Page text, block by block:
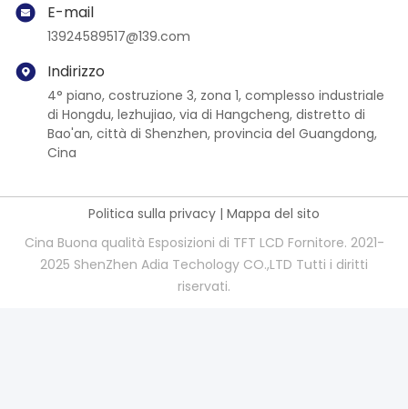
E-mail
13924589517@139.com
Indirizzo
4° piano, costruzione 3, zona 1, complesso industriale
di Hongdu, lezhujiao, via di Hangcheng, distretto di
Bao'an, città di Shenzhen, provincia del Guangdong,
Cina
Politica sulla privacy | Mappa del sito
Cina Buona qualità Esposizioni di TFT LCD Fornitore. 2021-
2025 ShenZhen Adia Techology CO.,LTD Tutti i diritti
riservati.